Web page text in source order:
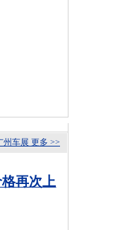
更多 >>
州车展
再次上